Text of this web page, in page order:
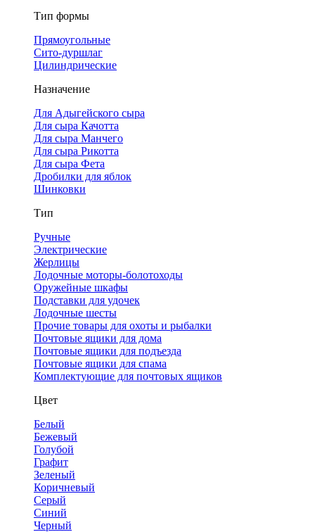
Тип формы
Прямоугольные
Сито-дуршлаг
Цилиндрические
Назначение
Для Адыгейского сыра
Для сыра Качотта
Для сыра Манчего
Для сыра Рикотта
Для сыра Фета
Дробилки для яблок
Шинковки
Тип
Ручные
Электрические
Жерлицы
Лодочные моторы-болотоходы
Оружейные шкафы
Подставки для удочек
Лодочные шесты
Прочие товары для охоты и рыбалки
Почтовые ящики для дома
Почтовые ящики для подъезда
Почтовые ящики для спама
Комплектующие для почтовых ящиков
Цвет
Белый
Бежевый
Голубой
Графит
Зеленый
Коричневый
Серый
Синий
Черный